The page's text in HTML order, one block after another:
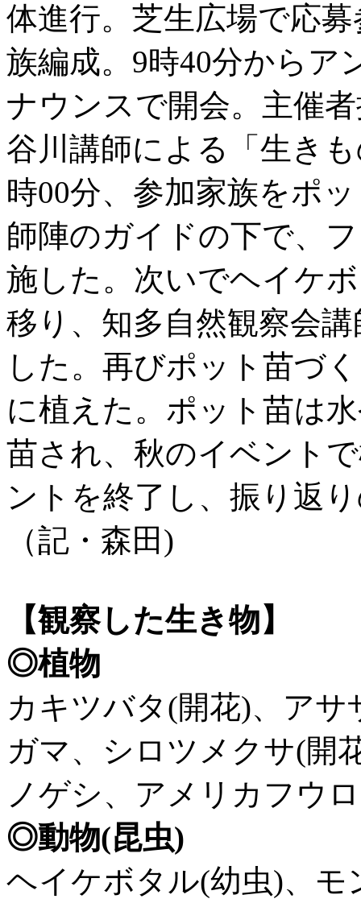
体進行。芝生広場で応
族編成。9時40分からア
ナウンスで開会。主催
谷川講師による「生き
時00分、参加家族をポ
師陣のガイドの下で、
施した。次いでヘイケ
移り、知多自然観察会
した。再びポット苗づ
に植えた。ポット苗は
苗され、秋のイベント
ントを終了し、振り返
（記・森田)
【観察した生き物】
◎植物
カキツバタ(開花)、ア
ガマ、シロツメクサ(開
ノゲシ、アメリカフウ
◎動物(昆虫)
ヘイケボタル(幼虫)、